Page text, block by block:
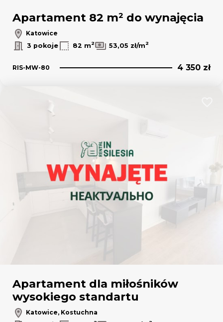
Apartament 82 m² do wynajęcia
Katowice
3 pokoje
82 m2 53,05 zł/m2
RIS-MW-80 4 350 zł
Apartament dla miłośników
wysokiego standartu
Katowice, Kostuchna